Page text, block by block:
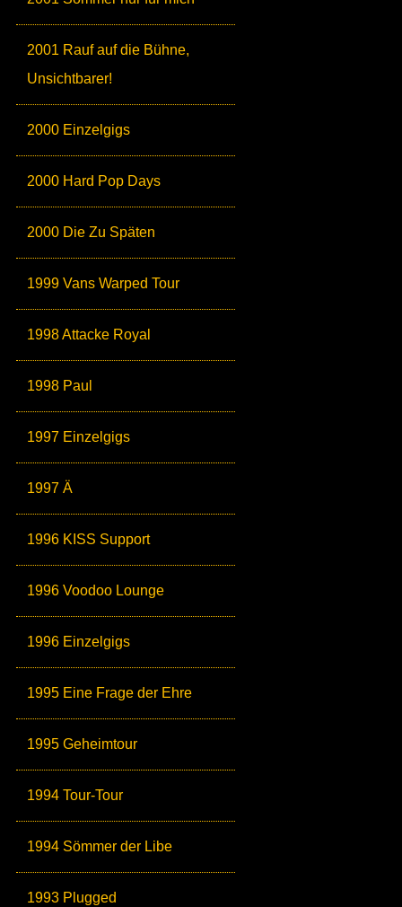
2001 Rauf auf die Bühne,
Unsichtbarer!
2000 Einzelgigs
2000 Hard Pop Days
2000 Die Zu Späten
1999 Vans Warped Tour
1998 Attacke Royal
1998 Paul
1997 Einzelgigs
1997 Ä
1996 KISS Support
1996 Voodoo Lounge
1996 Einzelgigs
1995 Eine Frage der Ehre
1995 Geheimtour
1994 Tour-Tour
1994 Sömmer der Libe
1993 Plugged